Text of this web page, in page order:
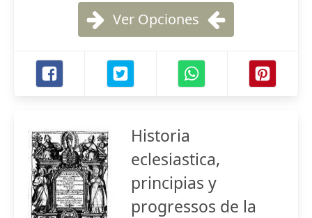
Ver Opciones
Historia
eclesiastica,
principias y
progressos de la